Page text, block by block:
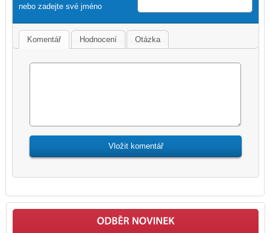
nebo zadejte své jméno
Komentář Hodnocení Otázka